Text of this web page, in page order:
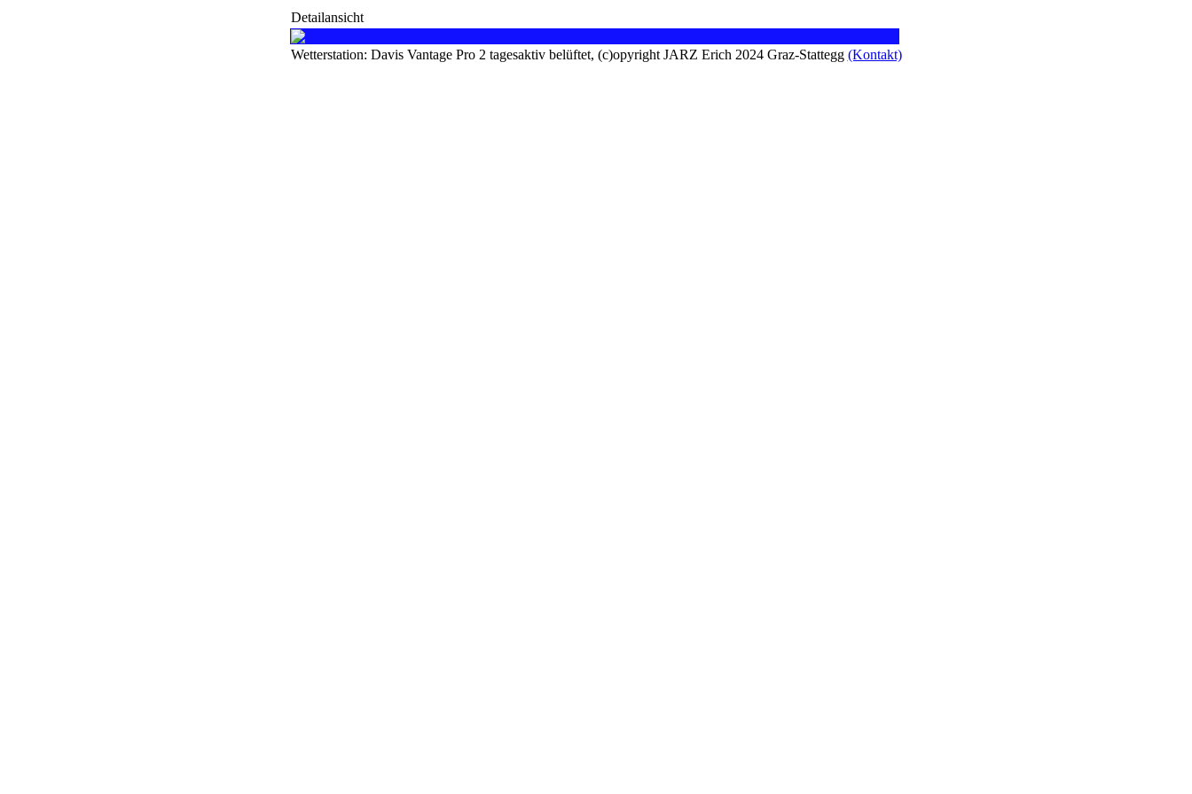
Detailansicht
Wetterstation: Davis Vantage Pro 2 tagesaktiv belüftet, (c)opyright JARZ Erich 2024 Graz-Stattegg (Kontakt)